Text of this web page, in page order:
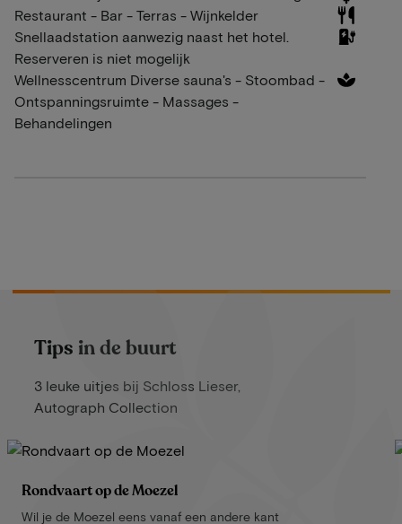
Restaurant - Bar - Terras - Wijnkelder
Snellaadstation aanwezig naast het hotel.
Reserveren is niet mogelijk
Wellnesscentrum Diverse sauna's - Stoombad -
Ontspanningsruimte - Massages -
Behandelingen
Tips in de buurt
3 leuke uitjes bij Schloss Lieser,
Autograph Collection
Rondvaart op de Moezel
Wil je de Moezel eens vanaf een andere kant